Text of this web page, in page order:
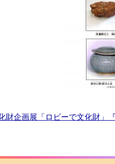
財企画展「ロビーで文化財」